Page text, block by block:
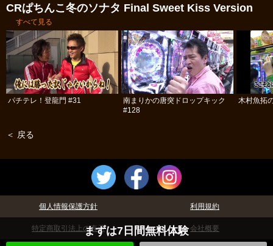
まずは7日間無料体験
CRぱちんこ冬のソナタ Final Sweet Kiss Version
すべて見る
パチテレ！登龍門 #31
南まりかの唐突ドロップキック
#128
木村魚拓
＜ 戻る
個人情報保護方針 利用規約
特定商取引法上の表示 会社概要